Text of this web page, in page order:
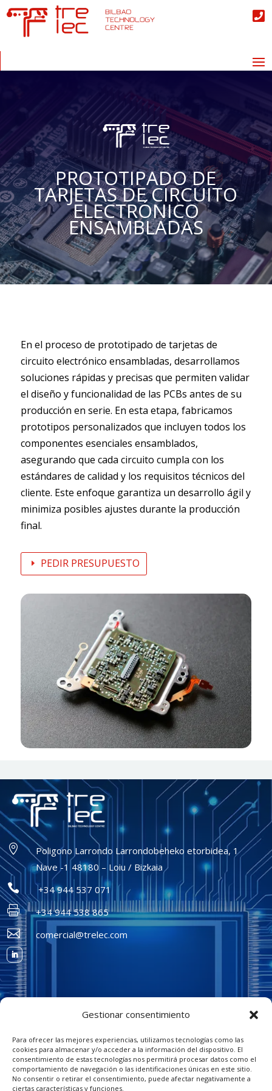
Gestionar consentimiento
Para ofrecer las mejores experiencias, utilizamos tecnologías como las
cookies para almacenar y/o acceder a la información del dispositivo. El
consentimiento de estas tecnologías nos permitirá procesar datos como el
comportamiento de navegación o las identificaciones únicas en este sitio.
No consentir o retirar el consentimiento, puede afectar negativamente a
ciertas características y funciones.

PROTOTIPADO DE
TARJETAS DE CIRCUITO
ELECTRÓNICO
ENSAMBLADAS
En el proceso de prototipado de tarjetas de
circuito electrónico ensambladas, desarrollamos
soluciones rápidas y precisas que permiten validar
el diseño y funcionalidad de las PCBs antes de su
producción en serie. En esta etapa, fabricamos
prototipos personalizados que incluyen todos los
componentes esenciales ensamblados,
asegurando que cada circuito cumpla con los
estándares de calidad y los requisitos técnicos del
cliente. Este enfoque garantiza un desarrollo ágil y
minimiza posibles ajustes durante la producción
final.
PEDIR PRESUPUESTO

Poligono Larrondo Larrondobeheko etorbidea, 1
Nave -1 48180 – Loiu / Bizkaia

+34 944 537 071

+34 944 538 865
 comercial@trelec.com